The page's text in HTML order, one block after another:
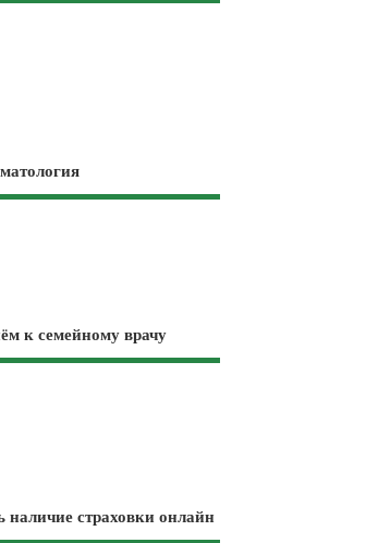
к семейному врачу
наличие страховки онлайн